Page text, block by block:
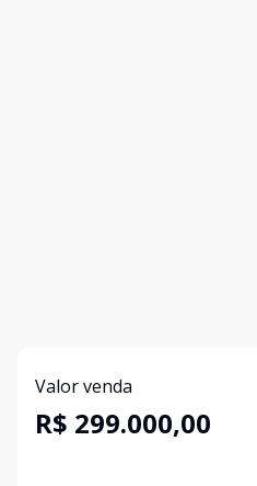
Valor venda
R$ 299.000,00